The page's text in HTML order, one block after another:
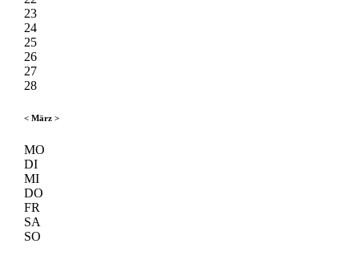
23
24
25
26
27
28
< März >
MO
DI
MI
DO
FR
SA
SO